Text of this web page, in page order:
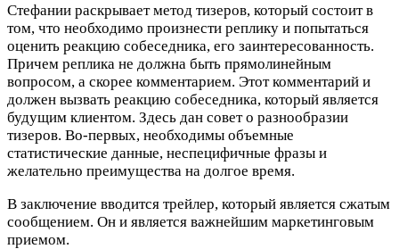
Стефании раскрывает метод тизеров, который состоит в
том, что необходимо произнести реплику и попытаться
оценить реакцию собеседника, его заинтересованность.
Причем реплика не должна быть прямолинейным
вопросом, а скорее комментарием. Этот комментарий и
должен вызвать реакцию собеседника, который является
будущим клиентом. Здесь дан совет о разнообразии
тизеров. Во-первых, необходимы объемные
статистические данные, неспецифичные фразы и
желательно преимущества на долгое время.
В заключение вводится трейлер, который является сжатым
сообщением. Он и является важнейшим маркетинговым
приемом.